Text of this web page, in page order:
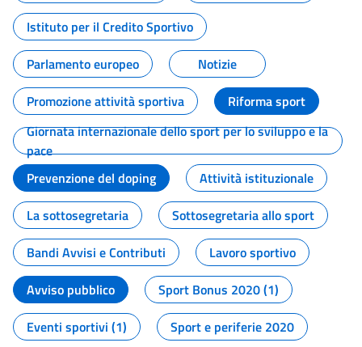
Istituto per il Credito Sportivo
Parlamento europeo
Notizie
Promozione attività sportiva
Riforma sport
Giornata internazionale dello sport per lo sviluppo e la
pace
Prevenzione del doping
Attività istituzionale
La sottosegretaria
Sottosegretaria allo sport
Bandi Avvisi e Contributi
Lavoro sportivo
Avviso pubblico
Sport Bonus 2020 (1)
Eventi sportivi (1)
Sport e periferie 2020